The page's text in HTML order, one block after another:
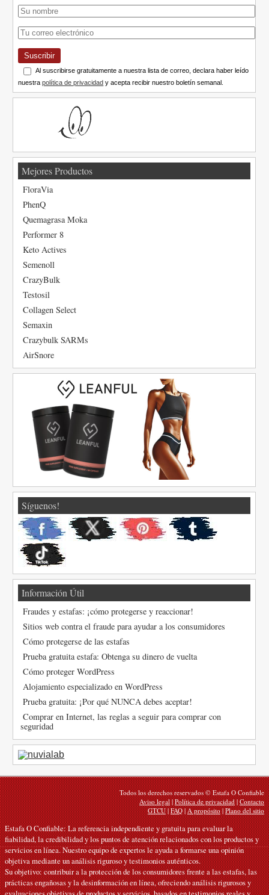
Suscribir
Al suscribirse gratuitamente a nuestra lista de correo, declara haber leído
nuestrapolítica de privacidad y acepta recibir nuestro boletín semanal.
Mejores Productos
FloraVia
PhenQ
Quemagrasa Moka
Performer 8
Keto Actives
Semenoll
CrazyBulk
Testosil
Collagen Select
Semaxin
Crazybulk SARMs
AirSnore
Síguenos!
Información Útil
Fraudes y estafas: ¡cómo protegerse y reaccionar!
Sitios web contra el fraude para ayudar a los consumidores
Cómo protegerse de las estafas
Prueba gratuita estafa: Obtenga su dinero de vuelta
Cómo proteger WordPress
Alojamiento especializado en WordPress
Prueba gratuita: ¡Por qué NUNCA debes aceptar!
Comprar en Internet, las reglas a seguir para comprar con
seguridad
Todos los derechos reservados © Estafa O Confiable
Aviso legal|Política de privacidad|Contacto
GTCU|FAQ|A propósito|Plano del sitio
Estafa O Confiable: La referencia independiente y gratuita para evaluar la
fiabilidad, la credibilidad y los puntos de atención relacionados con los productos y
servicios en línea. Nuestro equipo de expertos le ayuda a formarse una opinión
objetiva mediante un análisis riguroso y testimonios auténticos.
Su objetivo: contribuir a la protección de los consumidores frente a las estafas, las
prácticas engañosas y la desinformación en línea, ofreciendo análisis rigurosos y